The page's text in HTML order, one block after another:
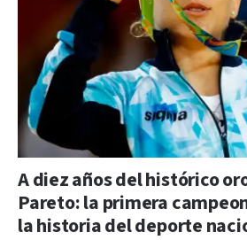
A diez años del histórico
Pareto: la primera
la historia del deporte